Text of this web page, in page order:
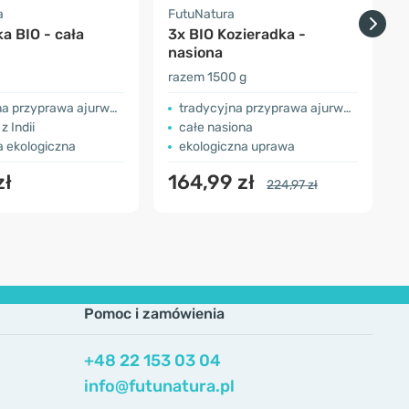
BIO - cała
ajurwedyjska
Indii
ekologiczna
FutuNatura
3x BIO Kozieradka -
nasiona
razem 1500 g
tradycyjna przyprawa ajurwedyjska
całe nasiona
ekologiczna uprawa
164,99 zł 224,97 zł
Pomoc i zamówienia
+48 22 153 03 04
info@futunatura.pl